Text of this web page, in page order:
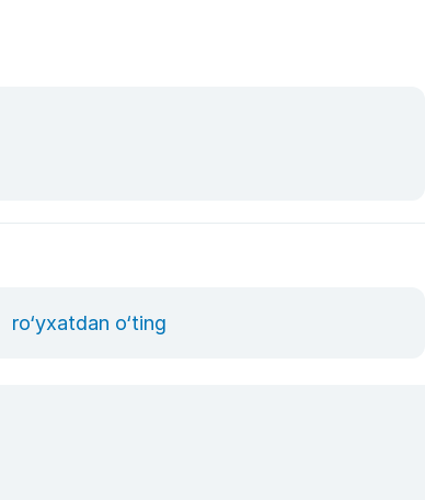
ro‘yxatdan o‘ting